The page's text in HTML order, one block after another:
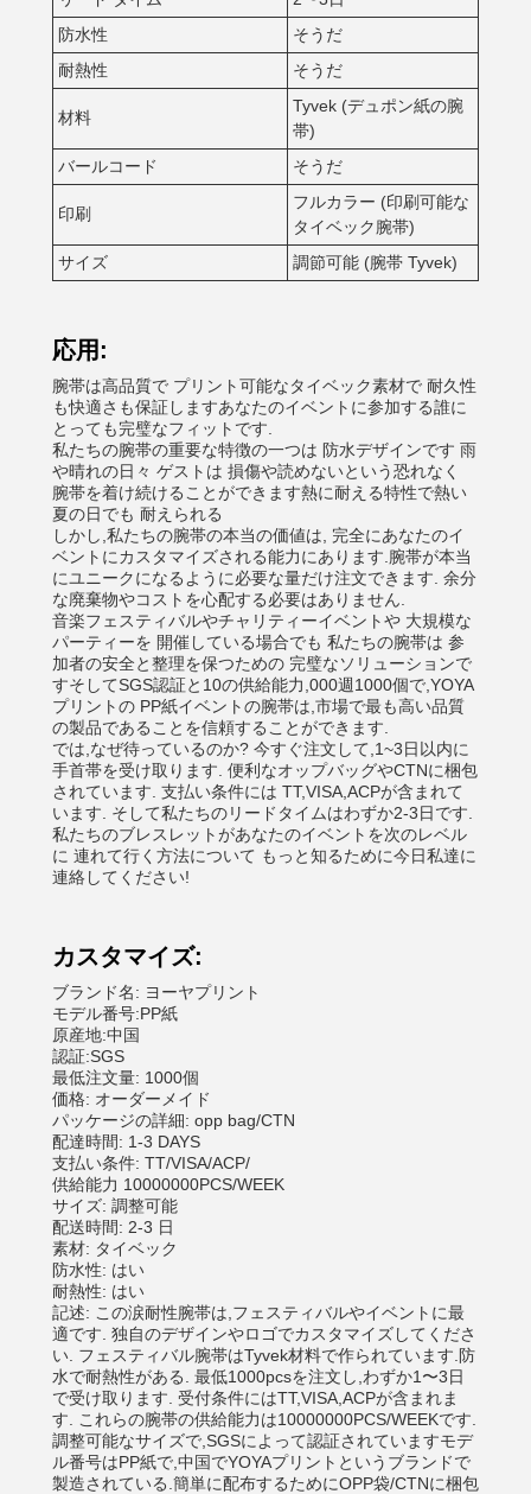
防水性
そうだ
耐熱性
そうだ
材料
Tyvek (デュポン紙の腕
帯)
バールコード
そうだ
印刷
フルカラー (印刷可能な
タイベック腕帯)
サイズ
調節可能 (腕帯 Tyvek)
応用:
腕帯は高品質で プリント可能なタイベック素材で 耐久性
も快適さも保証しますあなたのイベントに参加する誰に
とっても完璧なフィットです.
私たちの腕帯の重要な特徴の一つは 防水デザインです 雨
や晴れの日々 ゲストは 損傷や読めないという恐れなく
腕帯を着け続けることができます熱に耐える特性で熱い
夏の日でも 耐えられる
しかし,私たちの腕帯の本当の価値は, 完全にあなたのイ
ベントにカスタマイズされる能力にあります.腕帯が本当
にユニークになるように必要な量だけ注文できます. 余分
な廃棄物やコストを心配する必要はありません.
音楽フェスティバルやチャリティーイベントや 大規模な
パーティーを 開催している場合でも 私たちの腕帯は 参
加者の安全と整理を保つための 完璧なソリューションで
すそしてSGS認証と10の供給能力,000週1000個で,YOYA
プリントの PP紙イベントの腕帯は,市場で最も高い品質
の製品であることを信頼することができます.
では,なぜ待っているのか? 今すぐ注文して,1~3日以内に
手首帯を受け取ります. 便利なオップバッグやCTNに梱包
されています. 支払い条件には TT,VISA,ACPが含まれて
います. そして私たちのリードタイムはわずか2-3日です.
私たちのブレスレットがあなたのイベントを次のレベル
に 連れて行く方法について もっと知るために今日私達に
連絡してください!
カスタマイズ:
ブランド名: ヨーヤプリント
モデル番号:PP紙
原産地:中国
認証:SGS
最低注文量: 1000個
価格: オーダーメイド
パッケージの詳細: opp bag/CTN
配達時間: 1-3 DAYS
支払い条件: TT/VISA/ACP/
供給能力 10000000PCS/WEEK
サイズ: 調整可能
配送時間: 2-3 日
素材: タイベック
防水性: はい
耐熱性: はい
記述: この涙耐性腕帯は,フェスティバルやイベントに最
適です. 独自のデザインやロゴでカスタマイズしてくださ
い. フェスティバル腕帯はTyvek材料で作られています.防
水で耐熱性がある. 最低1000pcsを注文し,わずか1〜3日
で受け取ります. 受付条件にはTT,VISA,ACPが含まれま
す. これらの腕帯の供給能力は10000000PCS/WEEKです.
調整可能なサイズで,SGSによって認証されていますモデ
ル番号はPP紙で,中国でYOYAプリントというブランドで
製造されている.簡単に配布するためにOPP袋/CTNに梱包